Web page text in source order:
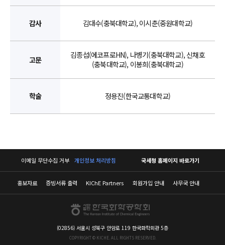
감사 김대수(충북대학교), 이시춘(중원대학교)
고문
김종섭(에코프로HN), 나병기(충북대학교), 신채호
(충북대학교), 이봉희(충북대학교)
학술 정용진(한국교통대학교)
이메일 무단수집 거부 개인정보 처리방침 국세청 홈페이지 바로가기
홍보자료 증빙서류 출력 KIChE Partners 회원가입 안내 사무국 안내
(02856) 서울시 성북구 안암로 119 한국화학회관 5층
COPYRIGHT © KICHE. ALL RIGHTS RESERVED.